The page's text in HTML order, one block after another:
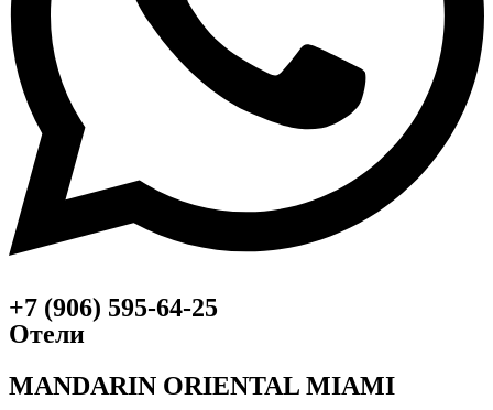
+7 (906) 595-64-25
Отели
MANDARIN ORIENTAL MIAMI